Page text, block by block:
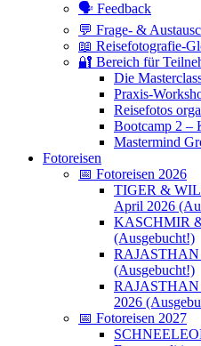
🗣 Feedback
💬 Frage- &
📖 Reisefotografie-
🔐 Bereich für
Die
Praxis-
Reisefotos
Bootcamp 2 –
Mastermind
Fotoreisen
📅 Fotoreisen 2026
TIGER &
April 2026
KASCHMIR
(Ausgebucht!)
RAJASTHAN
(Ausgebucht!)
RAJASTHAN
2026
📅 Fotoreisen 2027